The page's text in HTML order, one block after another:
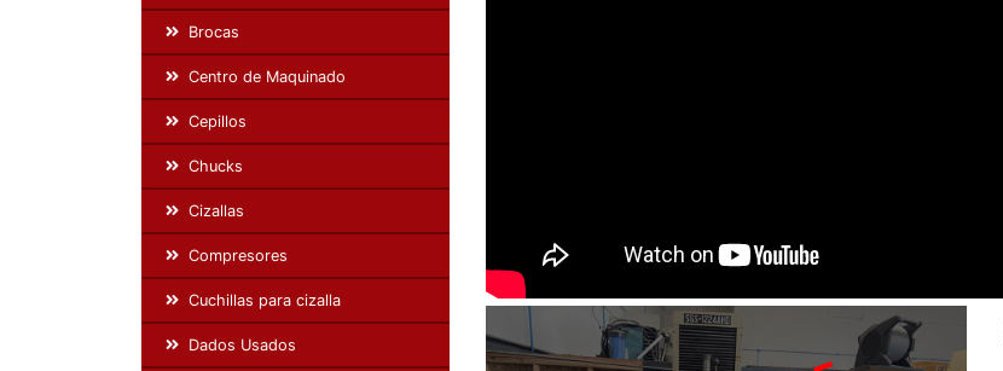
Brocas
Centro de Maquinado
Cepillos
Chucks
Cizallas
Compresores
Cuchillas para cizalla
Dados Usados